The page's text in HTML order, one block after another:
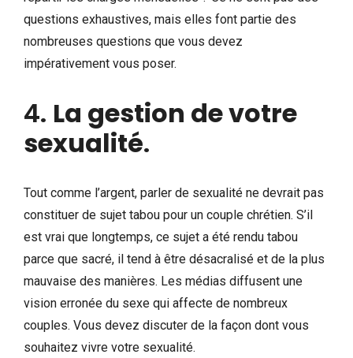
questions exhaustives, mais elles font partie des
nombreuses questions que vous devez
impérativement vous poser.
4. La gestion de votre
sexualité.
Tout comme l’argent, parler de sexualité ne devrait pas
constituer de sujet tabou pour un couple chrétien. S’il
est vrai que longtemps, ce sujet a été rendu tabou
parce que sacré, il tend à être désacralisé et de la plus
mauvaise des manières. Les médias diffusent une
vision erronée du sexe qui affecte de nombreux
couples. Vous devez discuter de la façon dont vous
souhaitez vivre votre sexualité.